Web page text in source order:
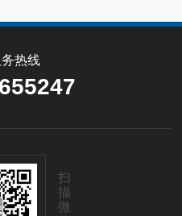
热线
扫
描
微